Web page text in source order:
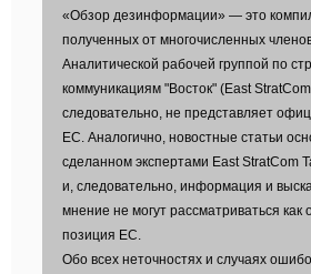
«Обзор дезинформации» — это
полученных от многочисленных
Аналитической рабочей группой по
коммуникациям "Восток" (East StratCom
следовательно, не представляет
ЕС. Аналогично, новостные статьи
сделанном экспертами East StratCom
и, следовательно, информация и
мнение не могут рассматриваться как
позиция ЕС.
Обо всех неточностях и случаях